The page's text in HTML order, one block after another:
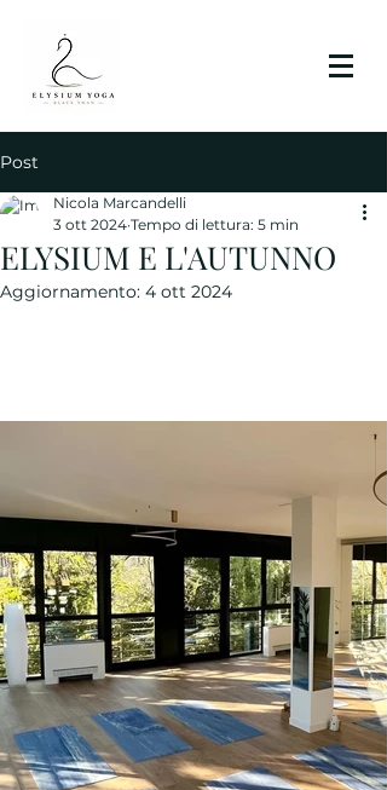
Post
ELYSIUM E L'AUTUNNO
Nicola Marcandelli
3 ott 2024 Tempo di lettura: 5 min
Aggiornamento: 4 ott 2024